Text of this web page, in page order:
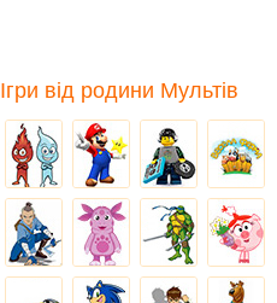
Ігри від родини Мультів